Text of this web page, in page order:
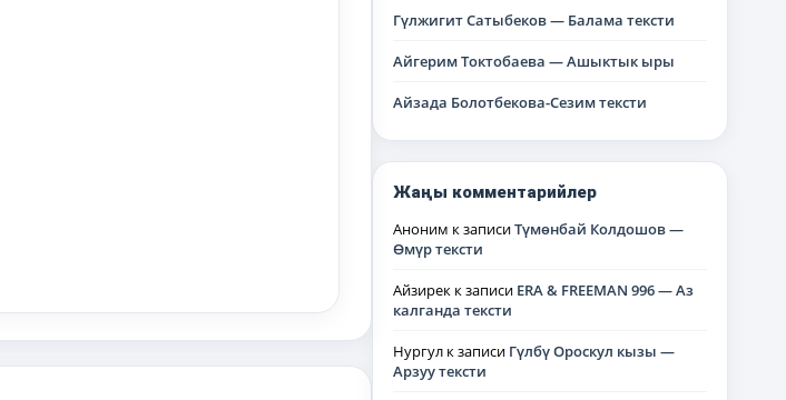
Гүлжигит Сатыбеков — Балама тексти
Айгерим Токтобаева — Ашыктык ыры
Айзада Болотбекова-Сезим тексти
Жаңы комментарийлер
Аноним к записиТүмөнбай Колдошов —
Өмүр тексти
Айзирек к записи ERA & FREEMAN 996 — Аз
калганда тексти
Нургул к записи Гүлбү Ороскул кызы —
Арзуу тексти